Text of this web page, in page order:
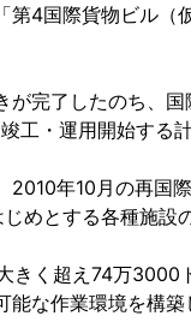
4国際貨物ビル（
完了したのち、
工・運用開始する計
年10月の再国
めとする各種施設
く超え74万3000
な作業環境を構